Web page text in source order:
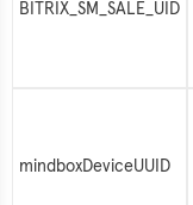
BITRIX_SM_SALE_UID
mindboxDeviceUUID